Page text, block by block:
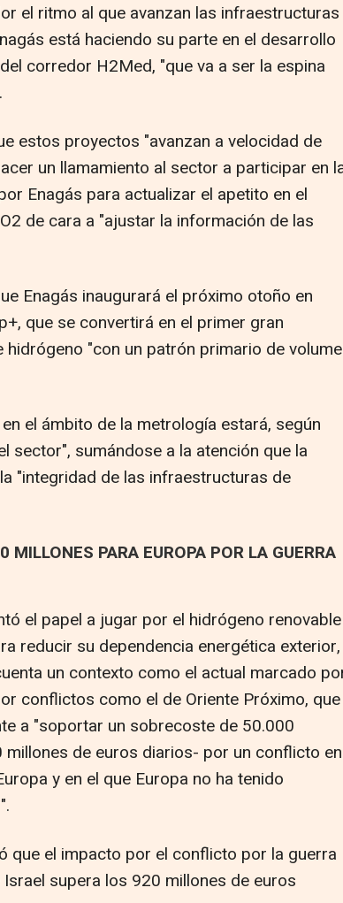
el ritmo al que avanzan las infraestructuras
está haciendo su parte en el desarrollo
corredor H2Med, "que va a ser la espina
estos proyectos "avanzan a velocidad de
un llamamiento al sector a participar en
Enagás para actualizar el apetito en el
de cara a "ajustar la información de las
Enagás inaugurará el próximo otoño en
que se convertirá en el primer gran
"con un patrón primario de
el ámbito de la metrología estará, según
sector", sumándose a la atención que la
"integridad de las infraestructuras de
PARA EUROPA POR LA GUERRA
el papel a jugar por el hidrógeno renovable
reducir su dependencia energética exterior,
un contexto como el actual marcado
conflictos como el de Oriente Próximo, que
a "soportar un sobrecoste de 50.000
de euros diarios- por un conflicto en
y en el que Europa no ha tenido
que el impacto por el conflicto por la guerra
supera los 920 millones de euros